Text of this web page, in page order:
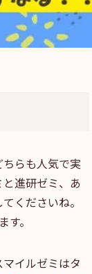
らも人気で実
進研ゼミ、あ
くださいね。
。
イルゼミはタ